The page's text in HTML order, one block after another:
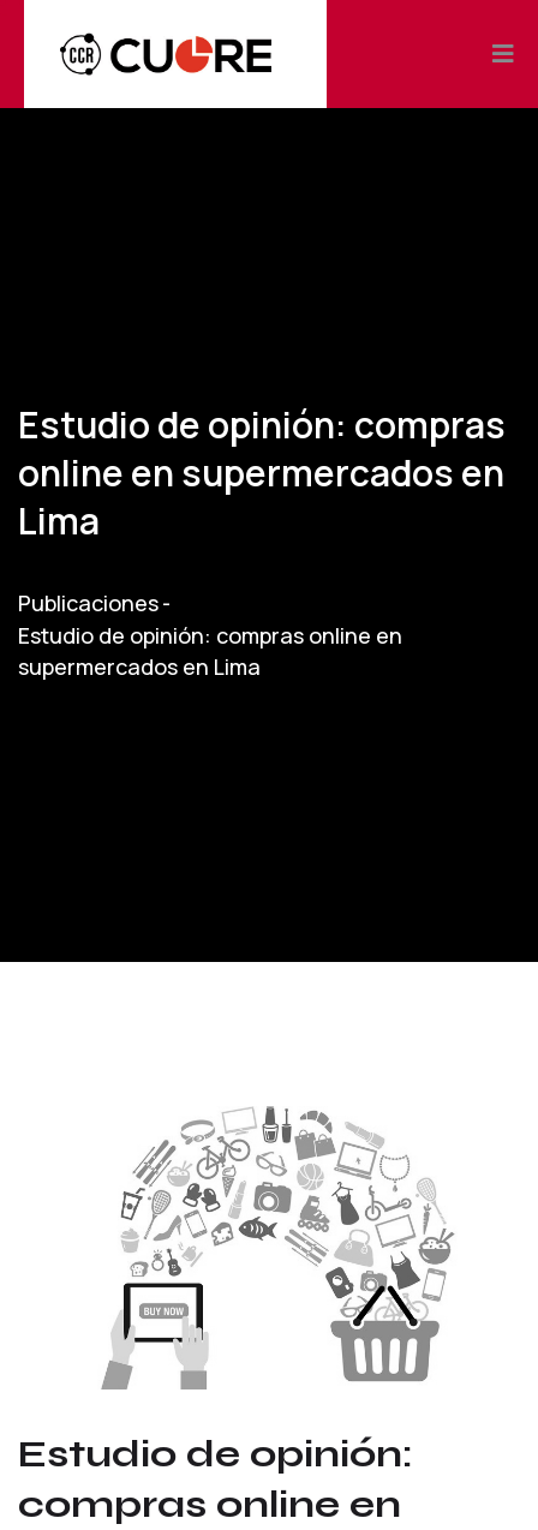
Estudio de opinión: compras
online en supermercados en
Lima
Publicaciones-
Estudio de opinión: compras online en
supermercados en Lima
Estudio de opinión:
compras online en